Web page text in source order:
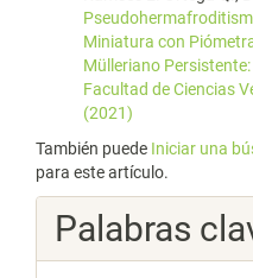
Miniatura con
Mülleriano
Facultad de Ciencias
(2021)
También puede Iniciar una
para este artículo.
Palabras